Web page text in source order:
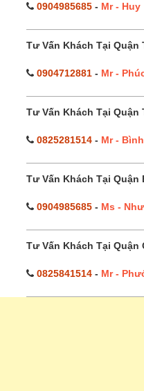
0904985685 - Mr - Huy
Tư Vấn Khách Tại Quận
0904712881 - Mr -
Tư Vấn Khách Tại Quận
0825281514 - Mr - Bình
Tư Vấn Khách Tại Quận
0904985685 - Ms -
Tư Vấn Khách Tại Quận
0825841514 - Mr -